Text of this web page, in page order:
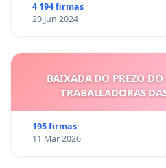
4 194 firmas
20 Jun 2024
BAIXADA DO PREZO
TRABALLADORAS
195 firmas
11 Mar 2026